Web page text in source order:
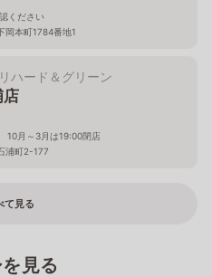
ください
岡本町1784番地1
ハード＆グリーン
店
月～3月は19:00閉店
浦町2-177
て見る
見る